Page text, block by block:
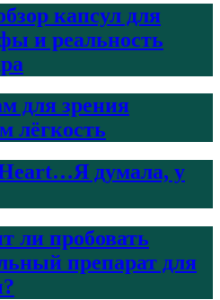
капсул для
и реальность
для зрения
лёгкость
думала, у
ли пробовать
препарат для